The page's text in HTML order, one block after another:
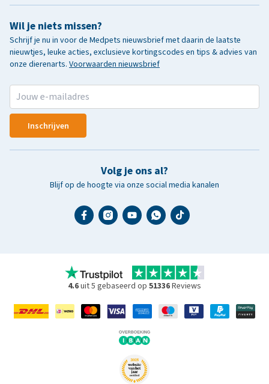
Wil je niets missen?
Schrijf je nu in voor de Medpets nieuwsbrief met daarin de laatste
nieuwtjes, leuke acties, exclusieve kortingscodes en tips & advies van
onze dierenarts. Voorwaarden nieuwsbrief
Inschrijven
Volg je ons al?
Blijf op de hoogte via onze social media kanalen
4.6uit 5 gebaseerd op 51336Reviews